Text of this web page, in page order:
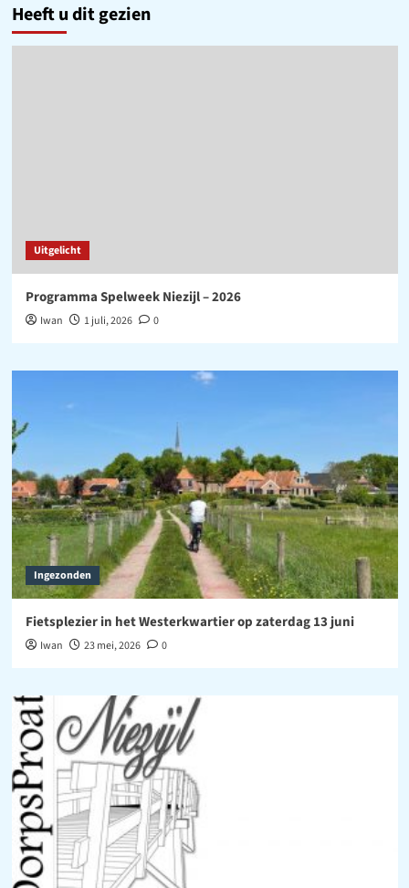
Heeft u dit gezien
Uitgelicht
Programma Spelweek Niezijl – 2026
Iwan 1 juli, 2026 0
Ingezonden
Fietsplezier in het Westerkwartier op zaterdag 13 juni
Iwan 23 mei, 2026 0